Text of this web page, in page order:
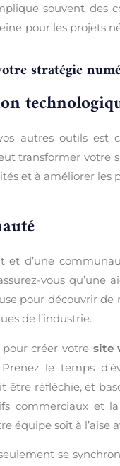
souvent des
pour les projets
stratégie
autres outils est
transformer
et à améliorer les
et d’une
vous qu’une
pour découvrir
de l’industrie.
pour créer votre site
le temps
être réfléchie, et
commerciaux
équipe soit à l’aise
se